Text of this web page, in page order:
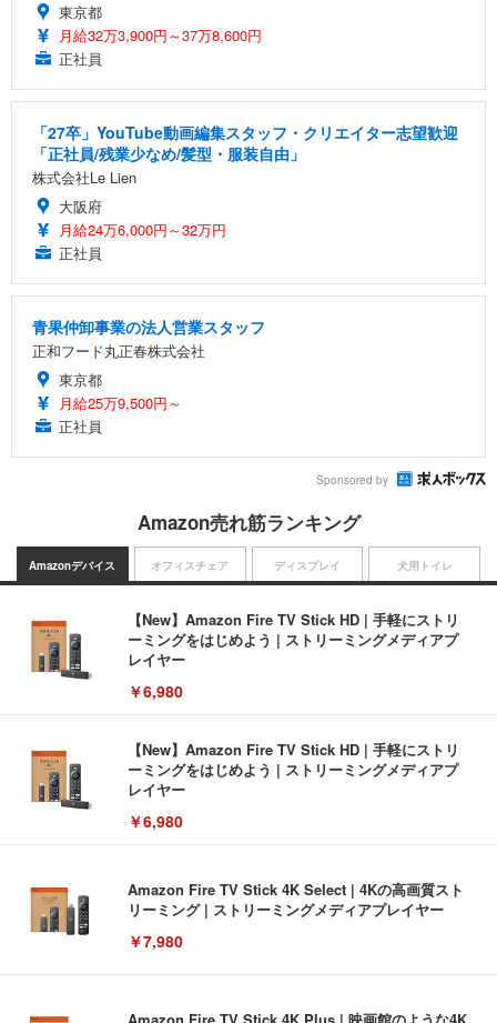
東京都
月給32万3,900円～37万8,600円
正社員
「27卒」YouTube動画編集スタッフ・クリエイター志望歓迎
「正社員/残業少なめ/髪型・服装自由」
株式会社Le Lien
大阪府
月給24万6,000円～32万円
正社員
青果仲卸事業の法人営業スタッフ
正和フード丸正春株式会社
東京都
月給25万9,500円～
正社員
Sponsored by
Amazon売れ筋ランキング
Amazonデバイス
【New】Amazon Fire TV Stick HD | 手軽にストリ
ーミングをはじめよう | ストリーミングメディアプ
レイヤー
￥6,980
【New】Amazon Fire TV Stick HD | 手軽にストリ
ーミングをはじめよう | ストリーミングメディアプ
レイヤー
￥6,980
Amazon Fire TV Stick 4K Select | 4Kの高画質スト
リーミング | ストリーミングメディアプレイヤー
￥7,980
オフィスチェア ディスプレイ 犬用トイレ